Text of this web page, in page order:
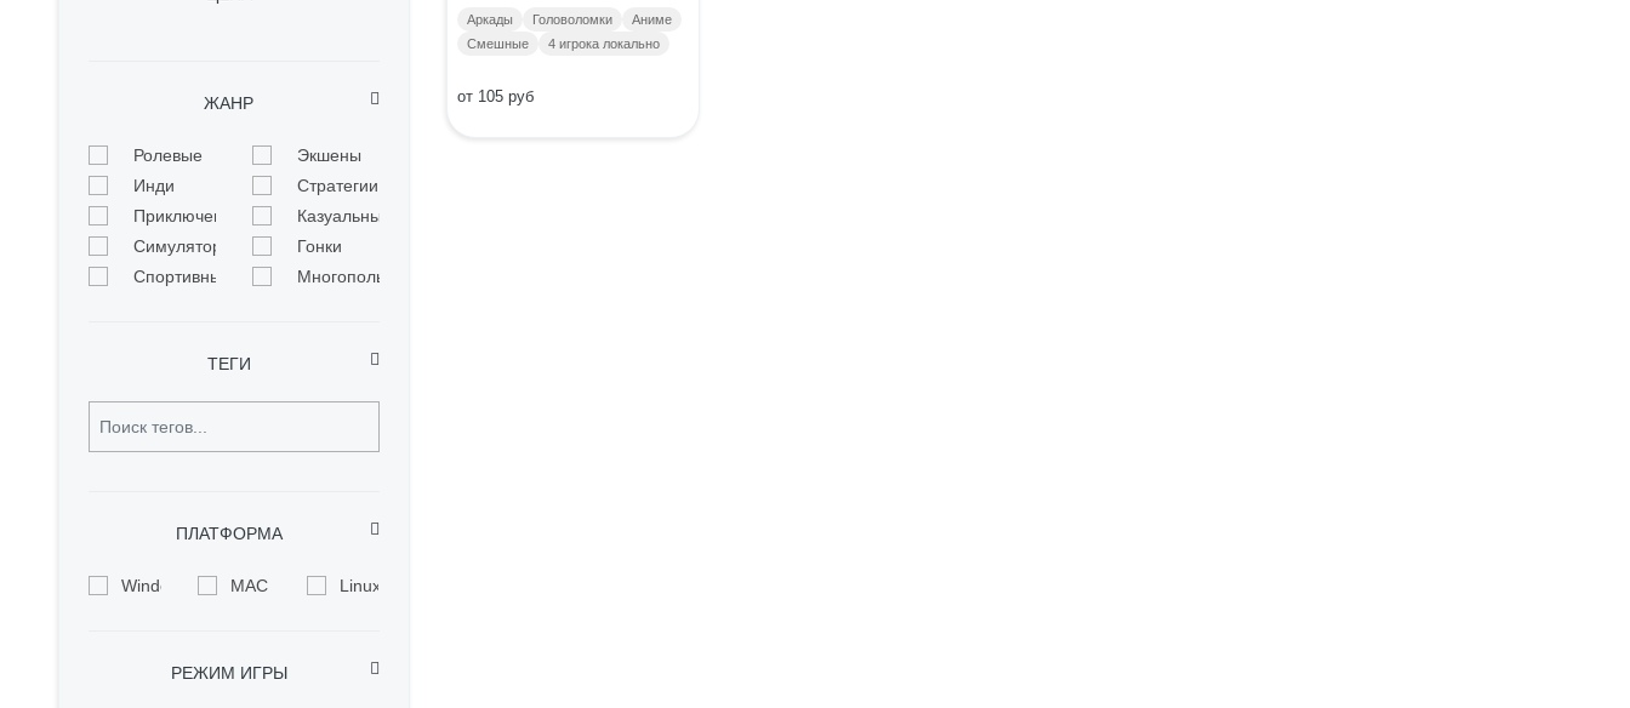
Аркады Головоломки
Аниме
Смешные
4 игрока локально
от 105 руб
ЖАНР
Ролевые
Экшены
Инди
Стратегии
Приключенческие
Казуальные
Симуляторы
Гонки
Спортивные
Многопользовательские
ТЕГИ
ПЛАТФОРМА
Windows MAC Linux
РЕЖИМ ИГРЫ